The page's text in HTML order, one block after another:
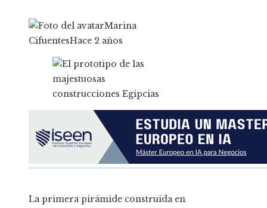
Marina
CifuentesHace 2 años
La primera pirámide construida en